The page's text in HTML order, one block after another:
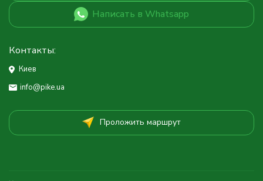
Написать в Whatsapp
Контакты:
Киев
info@pike.ua
Проложить маршрут